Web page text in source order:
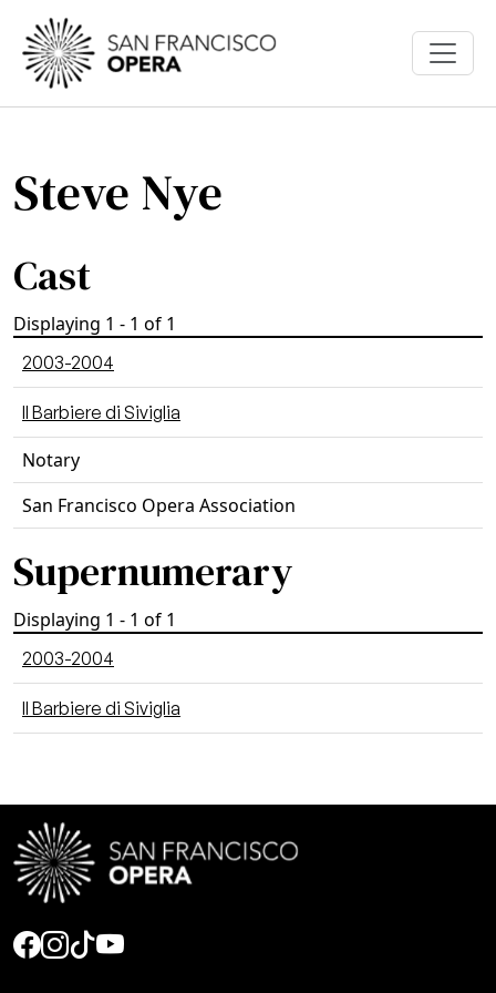
Skip to main content
Steve Nye
Cast
Displaying 1 - 1 of 1
2003-2004
Il Barbiere di Siviglia
Notary
San Francisco Opera Association
Supernumerary
Displaying 1 - 1 of 1
2003-2004
Il Barbiere di Siviglia
Social